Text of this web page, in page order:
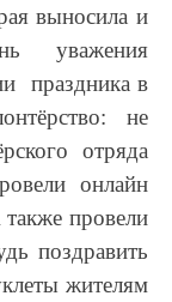
выносила и
уважения
праздника в
не
отряда
онлайн
провели
поздравить
жителям